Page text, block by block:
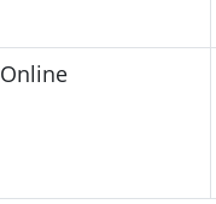
Online